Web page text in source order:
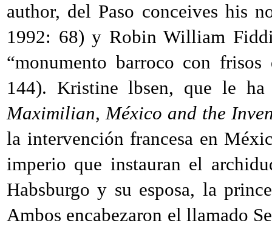
author, del Paso conceives his
1992: 68) y Robin William
“monumento barroco con
144). Kristine lbsen, que le
Maximilian, México and the
la intervención francesa en
imperio que instauran el
Habsburgo y su esposa, la
Ambos encabezaron el llamado